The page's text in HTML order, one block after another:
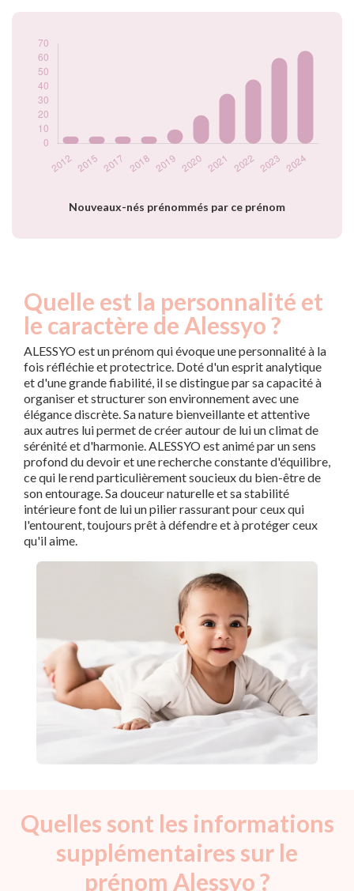
Nouveaux-nés prénommés par ce prénom
Popularité du
prénom Alessyo
par année
Quelle est la personnalité et
le caractère de Alessyo ?
ALESSYO est un prénom qui évoque une personnalité à la
fois réfléchie et protectrice. Doté d'un esprit analytique
et d'une grande fiabilité, il se distingue par sa capacité à
organiser et structurer son environnement avec une
élégance discrète. Sa nature bienveillante et attentive
aux autres lui permet de créer autour de lui un climat de
sérénité et d'harmonie. ALESSYO est animé par un sens
profond du devoir et une recherche constante d'équilibre,
ce qui le rend particulièrement soucieux du bien-être de
son entourage. Sa douceur naturelle et sa stabilité
intérieure font de lui un pilier rassurant pour ceux qui
l'entourent, toujours prêt à défendre et à protéger ceux
qu'il aime.
Quelles sont les informations
supplémentaires sur le
prénom Alessyo ?